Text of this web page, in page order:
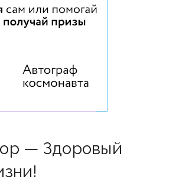
— Здоровый